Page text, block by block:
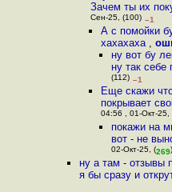
Зачем ты их
Сен-25, (100) –1
А с пoмoйки
хахахаха ,
ну вот бу
ну так себе
(112) –1
Еще скажи
покрывает
04:56 , 01-Окт-25,
покажи на
вот - не
02-Окт-25, (269)
ну а там - отзывы
я бы сразу и